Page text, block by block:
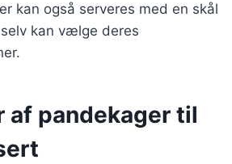
kan også serveres med en skål
kan vælge deres
af pandekager til